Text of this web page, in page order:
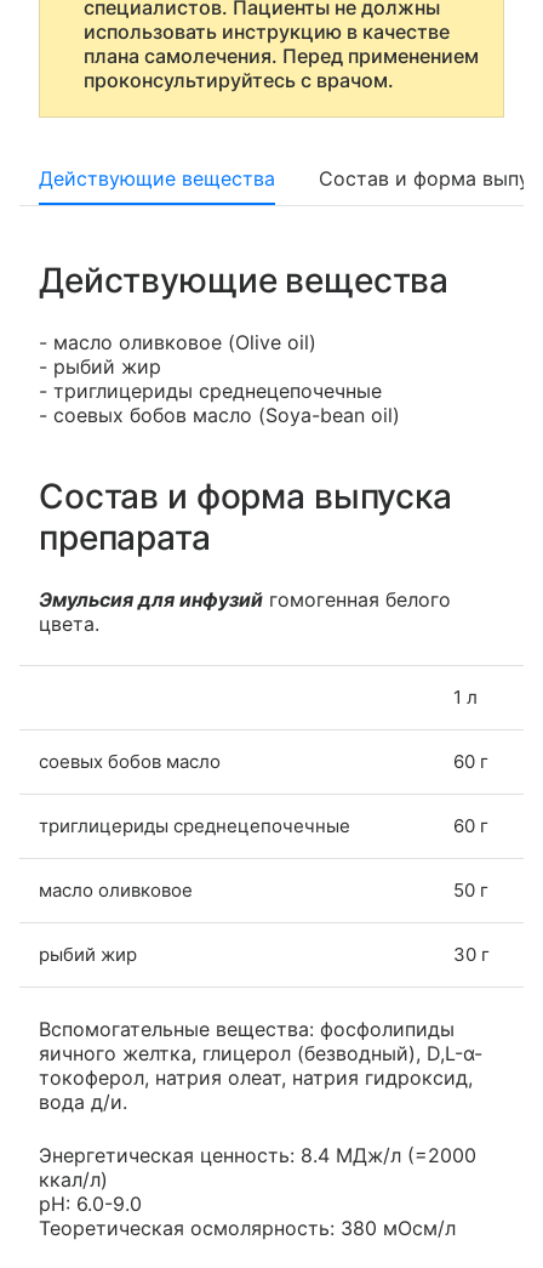
специалистов. Пациенты не должны
использовать инструкцию в качестве
плана самолечения. Перед применением
проконсультируйтесь с врачом.
Действующие вещества Состав и форма
Действующие вещества
- масло оливковое (Olive oil)
- рыбий жир
- триглицериды среднецепочечные
- соевых бобов масло (Soya-bean oil)
Состав и форма выпуска
препарата
Эмульсия для инфузий гомогенная белого
цвета.
1 л
соевых бобов масло 60 г
триглицериды среднецепочечные 60 г
масло оливковое 50 г
рыбий жир 30 г
Вспомогательные вещества: фосфолипиды
яичного желтка, глицерол (безводный), D,L-α-
токоферол, натрия олеат, натрия гидроксид,
вода д/и.
Энергетическая ценность: 8.4 МДж/л (=2000
ккал/л)
pH: 6.0-9.0
Теоретическая осмолярность: 380 мОсм/л